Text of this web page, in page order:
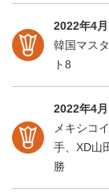
2022年4月
韓国マス
ト8
2022年4月
メキシコ
手、XD山
勝